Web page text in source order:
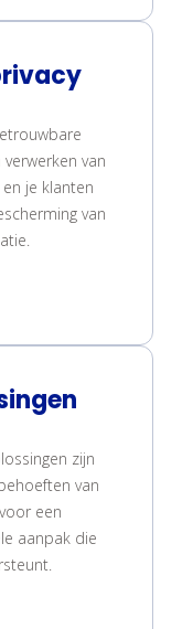
van
je klanten
van
zijn
van
een
aanpak die